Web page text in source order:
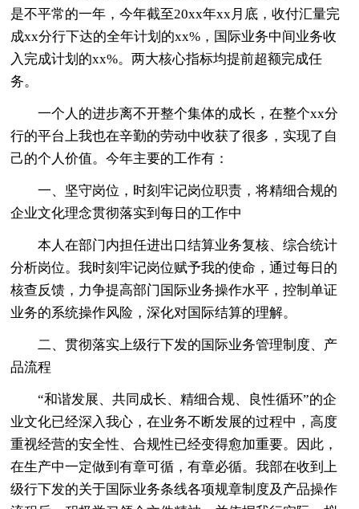
是不平常的一年，今年截至20xx年xx月底，收付汇量完
成xx分行下达的全年计划的xx%，国际业务中间业务收
入完成计划的xx%。两大核心指标均提前超额完成任
务。
一个人的进步离不开整个集体的成长，在整个xx分
行的平台上我也在辛勤的劳动中收获了很多，实现了自
己的个人价值。今年主要的工作有：
一、坚守岗位，时刻牢记岗位职责，将精细合规的
企业文化理念贯彻落实到每日的工作中
本人在部门内担任进出口结算业务复核、综合统计
分析岗位。我时刻牢记岗位赋予我的使命，通过每日的
核查反馈，力争提高部门国际业务操作水平，控制单证
业务的系统操作风险，深化对国际结算的理解。
二、贯彻落实上级行下发的国际业务管理制度、产
品流程
“和谐发展、共同成长、精细合规、良性循环”的企
业文化已经深入我心，在业务不断发展的过程中，高度
重视经营的安全性、合规性已经变得愈加重要。因此，
在生产中一定做到有章可循，有章必循。我部在收到上
级行下发的关于国际业务条线各项规章制度及产品操作